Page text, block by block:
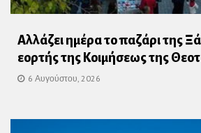
Αλλάζει ημέρα το παζάρι της
εορτής της Κοιμήσεως της
6 Αυγούστου, 2026